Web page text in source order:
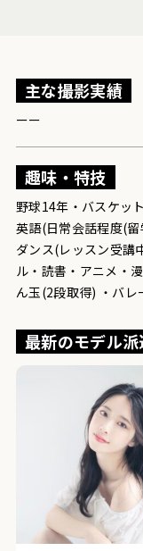
主な撮影実績
ーー
趣味・特技
野球14年・バスケッ
英語(日常会話程度(
ダンス(レッスン受講
ル・読書・アニメ・
ん玉(2段取得) ・バレ
最新のモデル